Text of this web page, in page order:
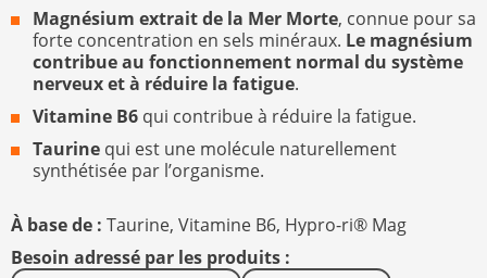
Magnésium extrait de la Mer Morte, connue pour sa
forte concentration en sels minéraux. Le magnésium
contribue au fonctionnement normal du système
nerveux et à réduire la fatigue.
Vitamine B6 qui contribue à réduire la fatigue.
Taurine qui est une molécule naturellement
synthétisée par l’organisme.
À base de : Taurine, Vitamine B6, Hypro-ri® Mag
Besoin adressé par les produits :